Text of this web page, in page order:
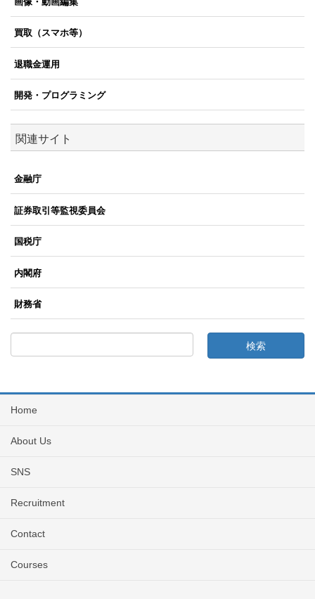
買取（スマホ等）
退職金運用
開発・プログラミング
関連サイト
金融庁
証券取引等監視委員会
国税庁
内閣府
財務省
Home
About Us
SNS
Recruitment
Contact
Courses